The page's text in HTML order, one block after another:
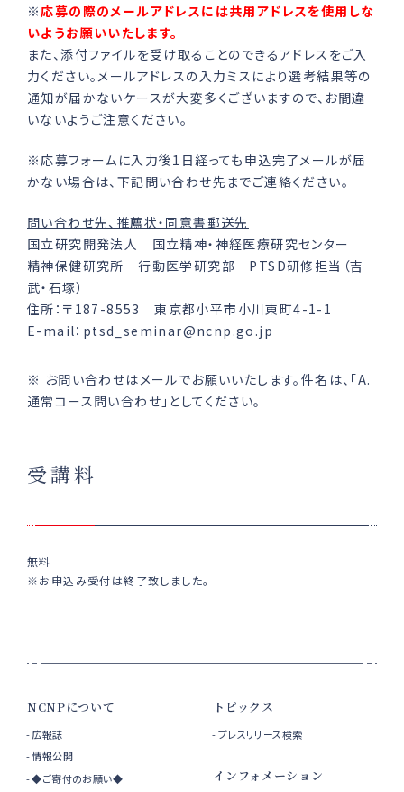
※応募の際のメールアドレスには共用アドレスを使用しな
いようお願いいたします。
また、添付ファイルを受け取ることのできるアドレスをご入
力ください。メールアドレスの入力ミスにより選考結果等の
通知が届かないケースが大変多くございますので、お間違
いないようご注意ください。
※応募フォームに入力後1日経っても申込完了メールが届
かない場合は、下記問い合わせ先までご連絡ください。
問い合わせ先、推薦状・同意書郵送先
国立研究開発法人 国立精神・神経医療研究センター
精神保健研究所 行動医学研究部 PTSD研修担当（吉
武・石塚）
住所： 〒187-8553東京都小平市小川東町4-1-1
E-mail：ptsd_seminar@ncnp.go.jp
※ お問い合わせはメールでお願いいたします。件名は、「A.
通常コース問い合わせ」としてください。
受講料
無料
※お申込み受付は終了致しました。
NCNPについて
広報誌
情報公開
◆ご寄付のお願い◆
トピックス
プレスリリース検索
インフォメーション